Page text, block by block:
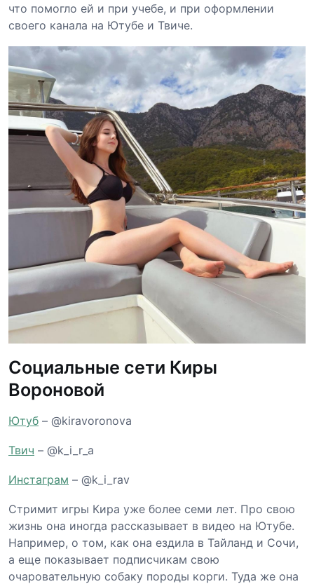
что помогло ей и при учебе, и при оформлении
своего канала на Ютубе и Твиче.
Социальные сети Киры
Вороновой
Ютуб – @kiravoronova
Твич – @k_i_r_a
Инстаграм – @k_i_rav
Стримит игры Кира уже более семи лет. Про свою
жизнь она иногда рассказывает в видео на Ютубе.
Например, о том, как она ездила в Тайланд и Сочи,
а еще показывает подписчикам свою
очаровательную собаку породы корги. Туда же она